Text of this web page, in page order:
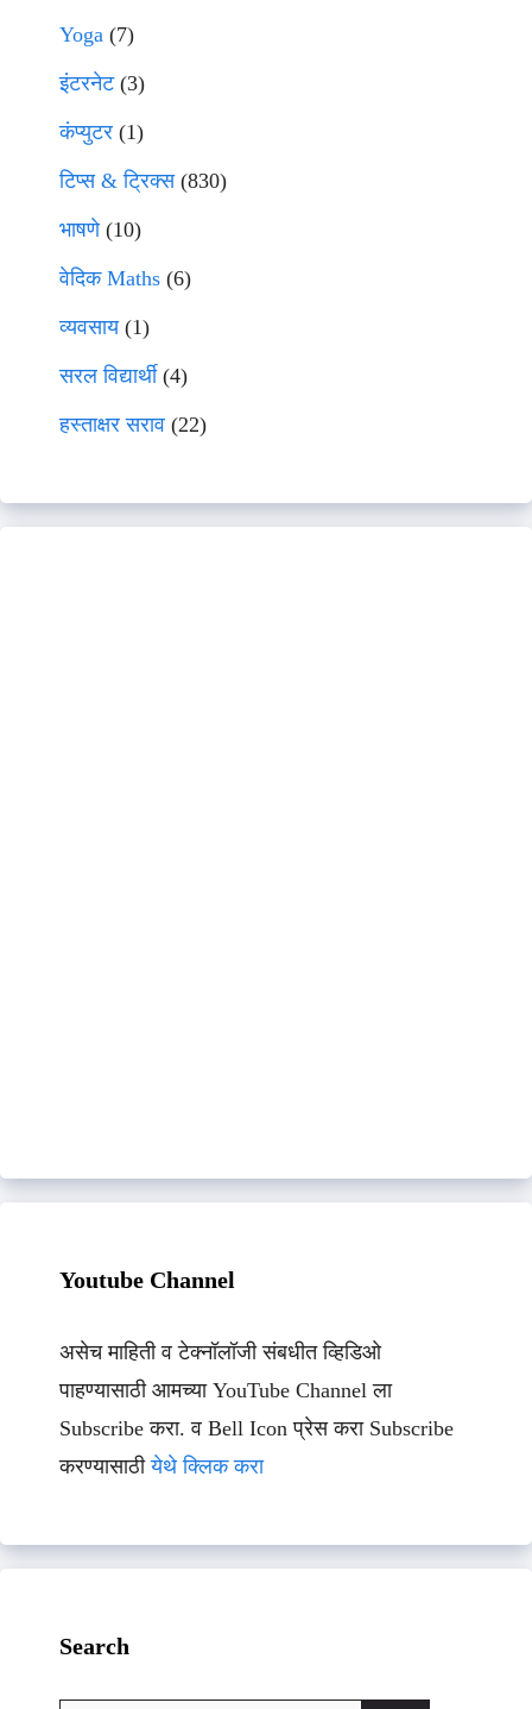
Yoga (7)
इंटरनेट(3)
कंप्युटर (1)
टिप्स & ट्रिक्स(830)
भाषणे(10)
वेदिक Maths (6)
व्यवसाय(1)
सरल विद्यार्थी(4)
हस्ताक्षर सराव (22)
Youtube Channel
असेच माहिती व टेक्नॉलॉजी संबधीत व्हिडिओ
पाहण्यासाठी आमच्या YouTube Channel ला
Subscribe करा. व Bell Icon प्रेस करा Subscribe
करण्यासाठीयेथे क्लिक करा
Search